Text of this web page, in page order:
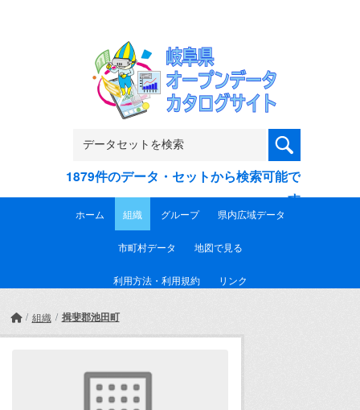
1879件のデータ・セットから検索可能で
す
ホーム 組織 グループ 県内広域データ
市町村データ 地図で見る
利用方法・利用規約 リンク
組織 揖斐郡池田町